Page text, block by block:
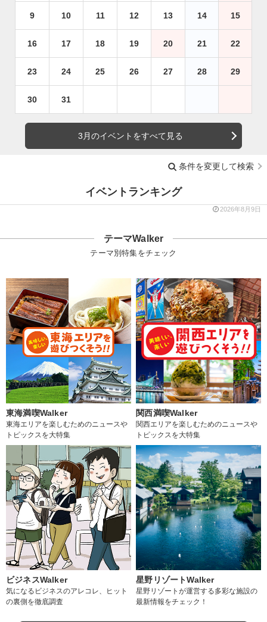
9 10 11 12 13 14 15
16 17 18 19 20 21 22
23 24 25 26 27 28 29
30 31
3月のイベントをすべて見る
条件を変更して検索
イベントランキング
2026年8月9日
テーマWalker
テーマ別特集をチェック
東海満喫Walker
東海エリアを楽しむためのニュースや
トピックスを大特集
関西満喫Walker
関西エリアを楽しむためのニュースや
トピックスを大特集
ビジネスWalker
気になるビジネスのアレコレ、ヒット
の裏側を徹底調査
星野リゾートWalker
星野リゾートが運営する多彩な施設の
最新情報をチェック！